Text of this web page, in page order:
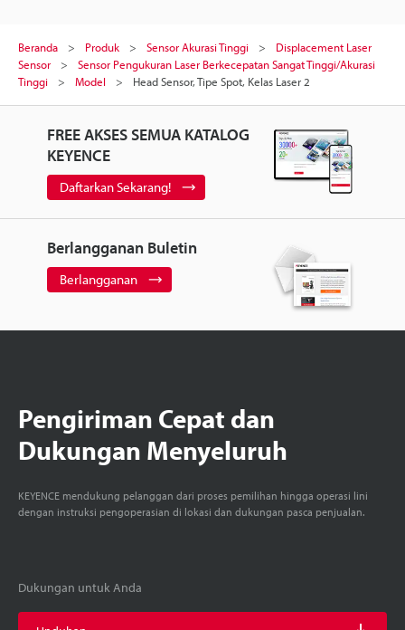
Beranda Produk Sensor Akurasi Tinggi
Displacement Laser
Sensor
Sensor Pengukuran Laser Berkecepatan Sangat Tinggi/Akurasi
Tinggi
Model Head Sensor, Tipe Spot, Kelas Laser 2
FREE AKSES SEMUA KATALOG
KEYENCE
Daftarkan Sekarang!
Berlangganan Buletin
Berlangganan
Pengiriman Cepat dan
Dukungan Menyeluruh
KEYENCE mendukung pelanggan dari proses pemilihan hingga operasi lini
dengan instruksi pengoperasian di lokasi dan dukungan pasca penjualan.
Dukungan untuk Anda